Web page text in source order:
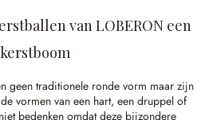
van LOBERON een
geen traditionele ronde vorm maar zijn
vormen van een hart, een druppel of
bedenken omdat deze bijzondere